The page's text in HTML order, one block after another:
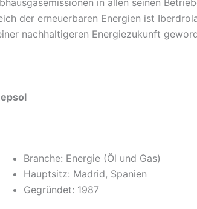
in allen seinen
der erneuerbaren Energien ist
nachhaltigeren Energiezukunft
Branche: Energie (Öl und Gas)
Hauptsitz: Madrid, Spanien
Gegründet: 1987